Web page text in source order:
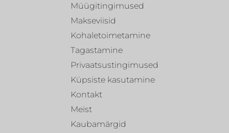
Müügitingimused
Makseviisid
Kohaletoimetamine
Tagastamine
Privaatsustingimused
Küpsiste kasutamine
Kontakt
Meist
Kaubamärgid